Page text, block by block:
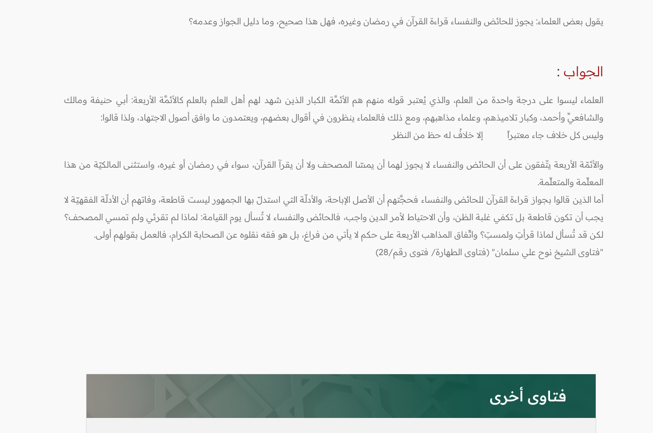
يقول بعض العلماء: يجوز للحائض والنفساء قراءة القرآن في رمضان وغيره، فهل هذا صحيح، وما دليل الجواز وعدمه؟
الجواب :
العلماء ليسوا على درجة واحدة من العلم، والذي يُعتبر قوله منهم هم الأئمَّة الكبار الذين شهد لهم أهل العلم بالعلم كالأئمَّة الأربعة: أبي حنيفة ومالك
والشافعيِّ وأحمد، وكبار تلاميذهم، وعلماء مذاهبهم، ومع ذلك فالعلماء ينظرون في أقوال بعضهم، ويعتمدون ما وافق أصول الاجتهاد، ولذا قالوا:
وليس كل خلاف جاء معتبراً إلا خلافٌ له حظ من النظر
والأئمّة الأربعة يتّفقون على أن الحائض والنفساء لا يجوز لهما أن يمسّا المصحف ولا أن يقرآ القرآن، سواء في رمضان أو غيره، واستثنى المالكيّة من هذا
المعلِّمة والمتعلِّمة.
أما الذين قالوا بجواز قراءة القرآن للحائض والنفساء فحجَّتهم أن الأصل الإباحة، والأدلّة التي استدلّ بها الجمهور ليست قاطعة، وفاتهم أن الأدلّة الفقهيّة لا
يجب أن تكون قاطعة بل تكفي غلبة الظن، وأن الاحتياط لأمر الدين واجب، فالحائض والنفساء لا تُسأل يوم القيامة: لماذا لم تقرئي ولم تمسي المصحف؟
لكن قد تُسأل لماذا قرأتِ ولمستِ؟ واتِّفاق المذاهب الأربعة على حكم لا يأتي من فراغ، بل هو فقه نقلوه عن الصحابة الكرام، فالعمل بقولهم أولى.
"فتاوى الشيخ نوح علي سلمان" (فتاوى الطهارة/ فتوى رقم/28)
فتاوى أخرى